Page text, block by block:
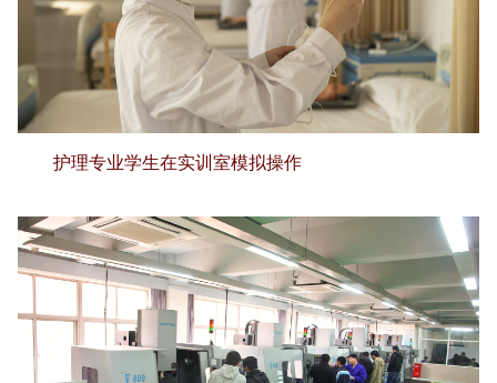
护理专业学生在实训室模拟操作